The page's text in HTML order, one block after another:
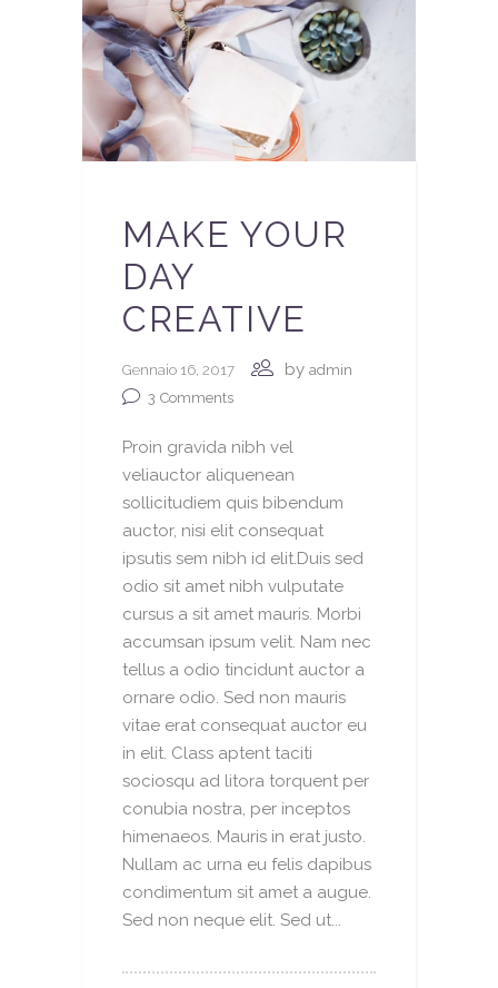
MAKE YOUR
DAY
CREATIVE
Gennaio 16, 2017 by admin
3 Comments
Proin gravida nibh vel
veliauctor aliquenean
sollicitudiem quis bibendum
auctor, nisi elit consequat
ipsutis sem nibh id elit.Duis sed
odio sit amet nibh vulputate
cursus a sit amet mauris. Morbi
accumsan ipsum velit. Nam nec
tellus a odio tincidunt auctor a
ornare odio. Sed non mauris
vitae erat consequat auctor eu
in elit. Class aptent taciti
sociosqu ad litora torquent per
conubia nostra, per inceptos
himenaeos. Mauris in erat justo.
Nullam ac urna eu felis dapibus
condimentum sit amet a augue.
Sed non neque elit. Sed ut...